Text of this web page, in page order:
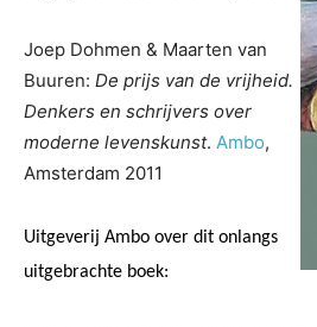
Joep Dohmen & Maarten van
Buuren: De prijs van de vrijheid.
Denkers en schrijvers over
moderne levenskunst. Ambo,
Amsterdam 2011
Uitgeverij Ambo over dit onlangs
uitgebrachte boek: